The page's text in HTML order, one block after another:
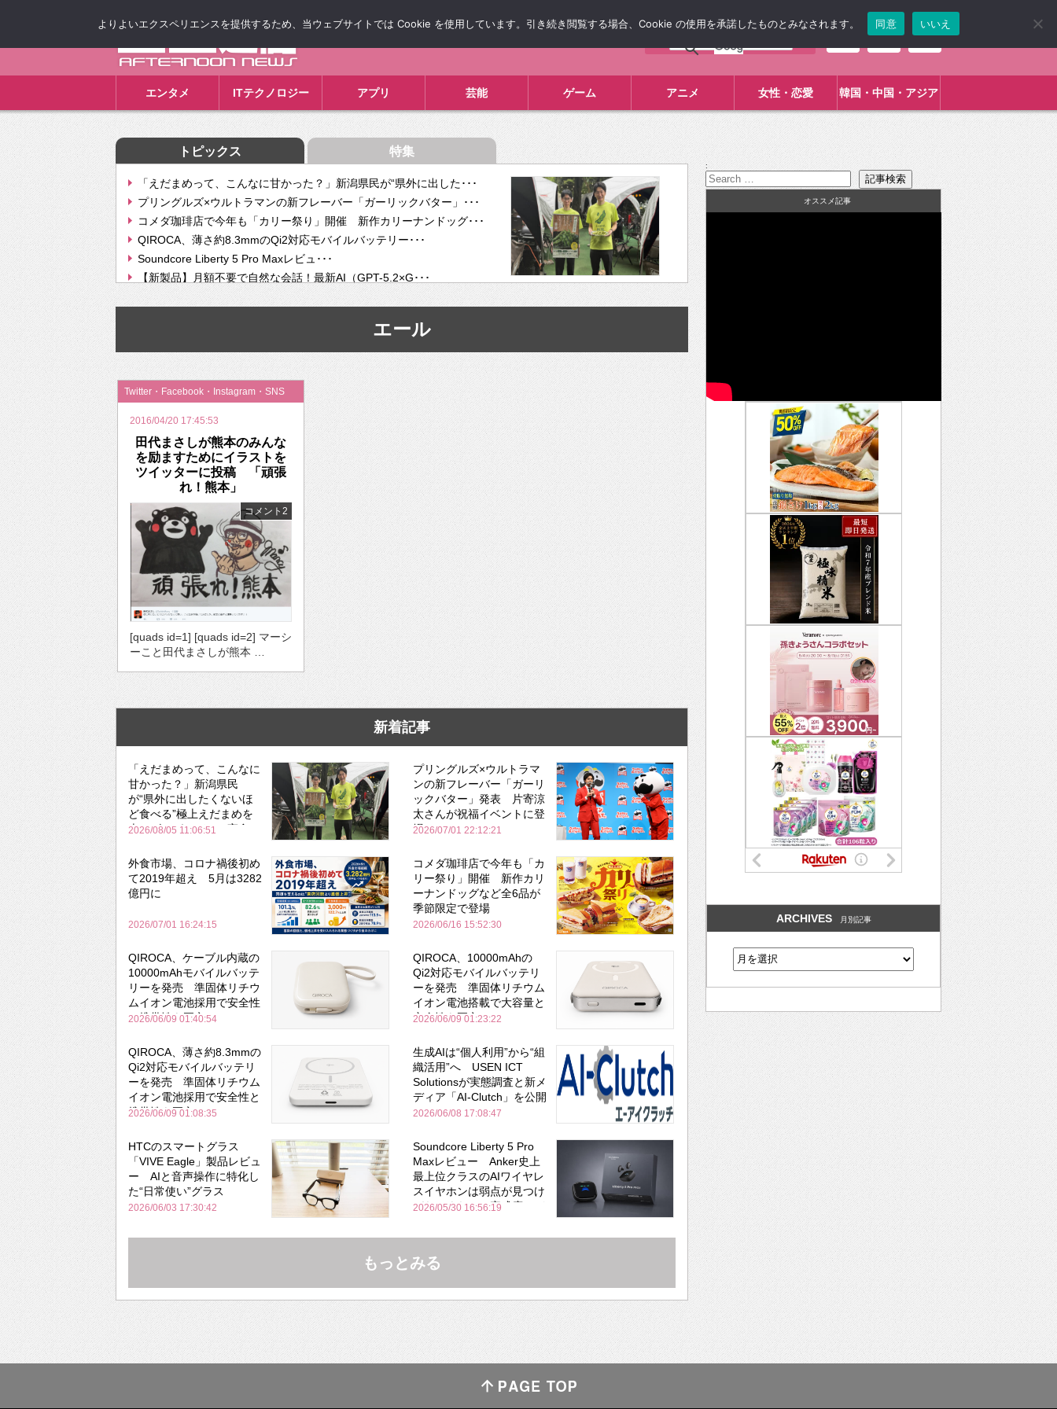
エンタメ ITテクノロジー アプリ 芸能 ゲーム アニメ 女性・恋愛 韓国・中国・アジア
トピックス 特集
「えだまめって、こんなに甘かった？」新潟県民が“県外に出した･･･
プリングルズ×ウルトラマンの新フレーバー「ガーリックバター」･･･
コメダ珈琲店で今年も「カリー祭り」開催 新作カリーナンドッグ･･･
QIROCA、薄さ約8.3mmのQi2対応モバイルバッテリー･･･
Soundcore Liberty 5 Pro Maxレビュ･･･
【新製品】月額不要で自然な会話！最新AI（GPT-5.2×G･･･
【次世代の没入感と生産性】VITURE Luma Ultra･･･
挫折率8割の壁をAIで突破。ジャストシステム、”自分が今話し･･･
2026年のバレンタインは「自分で作って、想いを渡す」 TE･･･
エール
Twitter・Facebook・Instagram・SNS
2016/04/20 17:45:53
田代まさしが熊本のみんな
を励ますためにイラストを
ツイッターに投稿 「頑張
れ！熊本」
コメント2
[quads id=1] [quads id=2] マーシ
ーこと田代まさしが熊本 …
新着記事
「えだまめって、こんなに
甘かった？」新潟県民
が“県外に出したくないほ
ど食べる”極上えだまめを
森のビアガーデンで実食
2026/08/05 11:06:51
プリングルズ×ウルトラマ
ンの新フレーバー「ガーリ
ックバター」発表 片寄涼
太さんが祝福イベントに登
場
2026/07/01 22:12:21
外食市場、コロナ禍後初め
て2019年超え 5月は3282
億円に
2026/07/01 16:24:15
コメダ珈琲店で今年も「カ
リー祭り」開催 新作カリ
ーナンドッグなど全6品が
季節限定で登場
2026/06/16 15:52:30
QIROCA、ケーブル内蔵の
10000mAhモバイルバッテ
リーを発売 準固体リチウ
ムイオン電池採用で安全性
と携帯性を両立
2026/06/09 01:40:54
QIROCA、10000mAhの
Qi2対応モバイルバッテリ
ーを発売 準固体リチウム
イオン電池搭載で大容量と
安全性を両立
2026/06/09 01:23:22
QIROCA、薄さ約8.3mmの
Qi2対応モバイルバッテリ
ーを発売 準固体リチウム
イオン電池採用で安全性と
携帯性を両立
2026/06/09 01:08:35
生成AIは“個人利用”から“組
織活用”へ USEN ICT
Solutionsが実態調査と新メ
ディア「AI-Clutch」を公開
2026/06/08 17:08:47
HTCのスマートグラス
「VIVE Eagle」製品レビュ
ー AIと音声操作に特化し
た“日常使い”グラス
2026/06/03 17:30:42
Soundcore Liberty 5 Pro
Maxレビュー Anker史上
最上位クラスのAIワイヤレ
スイヤホンは弱点が見つけ
づらいくらいの完成度にび
Bose並み
2026/05/30 16:56:19
もっとみる
:
オススメ記事
ARCHIVES 月別記事
よりよいエクスペリエンスを提供するため、当ウェブサイトでは Cookie を使用しています。引き続き閲覧する場合、Cookie の使用を承諾したものとみなされます。 同意 いいえ